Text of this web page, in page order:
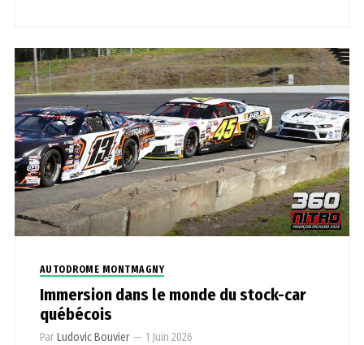
AUTODROME MONTMAGNY
Immersion dans le monde du stock-car
québécois
ParLudovic Bouvier — 1 Juin 2026